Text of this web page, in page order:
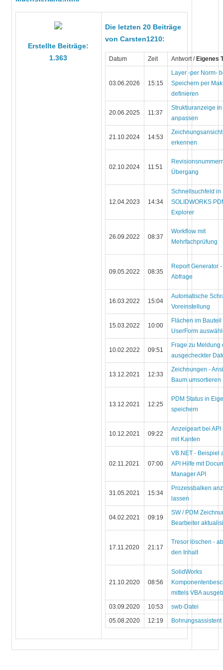
Erstellte Beiträge:
1.363
Die letzten 20 Beiträge
von Carsten1210:
Datum Zeit Antwort /Eigenes
03.06.2026 15:15
Layer -per Norm-
Speichern per
definieren
20.06.2025 11:37
Struktiuranzeige in
anpassen
21.10.2024 14:53
Zeichnungsansicht
erkennen
02.10.2024 11:51
Übergang
12.04.2023 14:34
Schnellsuchfeld in
SOLIDWORKS
Explorer
26.09.2022 08:37
Workflow mit
Mehrfachprüfung
09.05.2022 08:35
Report Generator
Abfrage
16.03.2022 15:04
Automatische
Voreinstellung
15.03.2022 10:00
Flächen im Bauteil
UserForm
10.02.2022 09:51
Frage zu Meldung
ausgecheckter
13.12.2021 12:33
Zeichnungen -
Baum umsortieren
13.12.2021 12:25
PDM Status in
speichern
10.12.2021 09:22
Anzeigeart bei API
mit Kanten
02.11.2021 07:00
VB.NET - Beispiel
API Hilfe mit
Manager API
31.05.2021 15:34
Prozessbalken
lassen
04.02.2021 09:19
SW / PDM
Bearbeiter
17.11.2020 21:17
Tresor löschen -
den Inhalt
21.10.2020 08:56
SolidWorks
mittels VBA
03.09.2020
10:53
swb-Datei
05.08.2020
12:19 Bohrungsassistent